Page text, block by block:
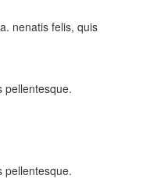
nenatis felis, quis
pellentesque.
pellentesque.